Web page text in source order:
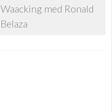
Waacking med Ronald
Belaza